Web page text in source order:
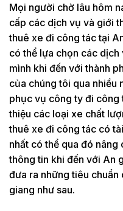
Mọi người chờ lâu hôm
cấp các dịch vụ và giới
thuê xe đi công tác tại
có thể lựa chọn các
mình khi đến với thành
của chúng tôi qua nhiều
phục vụ công ty đi công
thiệu các loại xe chất
thuê xe đi công tác có
nhất có thể qua đó
thông tin khi đến với An
đưa ra những tiêu
giang như sau.